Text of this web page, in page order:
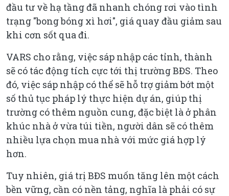
đầu tư về hạ tầng đã nhanh chóng rơi vào tình
trạng "bong bóng xì hơi", giá quay đầu giảm sau
khi cơn sốt qua đi.
VARS cho rằng, việc sáp nhập các tỉnh, thành
sẽ có tác động tích cực tới thị trường BĐS. Theo
đó, việc sáp nhập có thể sẽ hỗ trợ giảm bớt một
số thủ tục pháp lý thực hiện dự án, giúp thị
trường có thêm nguồn cung, đặc biệt là ở phân
khúc nhà ở vừa túi tiền, người dân sẽ có thêm
nhiều lựa chọn mua nhà với mức giá hợp lý
hơn.
Tuy nhiên, giá trị BĐS muốn tăng lên một cách
bền vững, cần có nền tảng, nghĩa là phải có sự